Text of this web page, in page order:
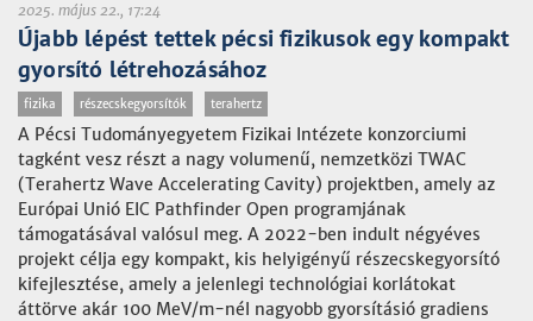
2025. május 22., 17:24
Újabb lépést tettek pécsi fizikusok egy kompakt
gyorsító létrehozásához
fizika részecskegyorsítók terahertz
A Pécsi Tudományegyetem Fizikai Intézete konzorciumi
tagként vesz részt a nagy volumenű, nemzetközi TWAC
(Terahertz Wave Accelerating Cavity) projektben, amely az
Európai Unió EIC Pathfinder Open programjának
támogatásával valósul meg. A 2022-ben indult négyéves
projekt célja egy kompakt, kis helyigényű részecskegyorsító
kifejlesztése, amely a jelenlegi technológiai korlátokat
áttörve akár 100 MeV/m-nél nagyobb gyorsításió gradiens